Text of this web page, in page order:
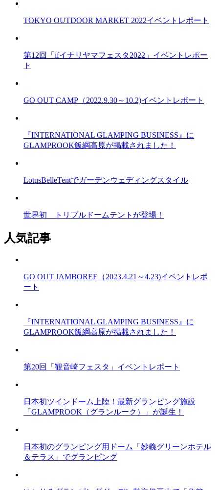
TOKYO OUTDOOR MARKET 2022イベントレポート
第12回「ifイナリヤマフェスタ2022」イベントレポー
ト
GO OUT CAMP（2022.9.30～10.2)イベントレポート
『INTERNATIONAL GLAMPING BUSINESS』に
GLAMPROOK飯綱高原が掲載されました！
LotusBelleTentでガーデンウェディングスタイル
世界初 トリプルドームテントが登場！
人気記事
GO OUT JAMBOREE（2023.4.21～4.23)イベントレポ
ート
『INTERNATIONAL GLAMPING BUSINESS』に
GLAMPROOK飯綱高原が掲載されました！
第20回「観音崎フェスタ」イベントレポート
日本初ツインドーム上陸！最新グランピング施設
「GLAMPROOK（グランルーク）」が誕生！
日本初のグランピング用ドーム「妙義グリーンホテル
＆テラス」でグランピング